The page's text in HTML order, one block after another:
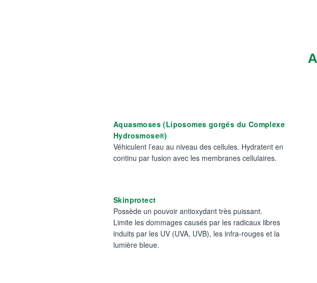
Aquasmoses (Liposomes gorgés du Complexe
Hydrosmose®)
Véhiculent l’eau au niveau des cellules. Hydratent en
continu par fusion avec les membranes cellulaires.
Skinprotect
Possède un pouvoir antioxydant très puissant.
Limite les dommages causés par les radicaux libres
induits par les UV (UVA, UVB), les infra-rouges et la
lumière bleue.